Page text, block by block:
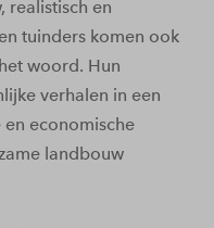
realistisch en
tuinders komen ook
woord. Hun
verhalen in een
economische
landbouw